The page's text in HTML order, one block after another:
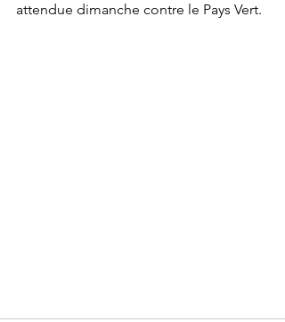
attendue dimanche contre le Pays Vert.